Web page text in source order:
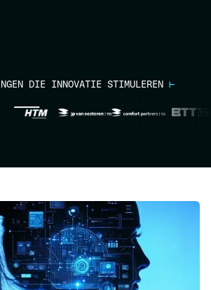
DIE INNOVATIE STIMULEREN ⊢